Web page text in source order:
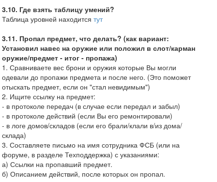
3.10. Где взять таблицу умений?
Таблица уровней находится тут
3.11. Пропал предмет, что делать? (как вариант:
Установил навес на оружие или положил в слот/карман
оружие/предмет - итог - пропажа)
1. Сравниваете вес брони и оружия которые Вы могли
одевали до пропажи предмета и после него. (Это поможет
отыскать предмет, если он "стал невидимым")
2. Ищите ссылку на предмет:
- в протоколе передач (в случае если передал и забыл)
- в протоколе действий (если Вы его ремонтировали)
- в логе домов/складов (если его брали/клали в/из дома/
склада)
3. Составляете письмо на имя сотрудника ФСБ (или на
форуме, в разделе Техподдержка) с указаниями:
а) Ссылки на пропавший предмет.
б) Описанием действий, после которых он пропал.